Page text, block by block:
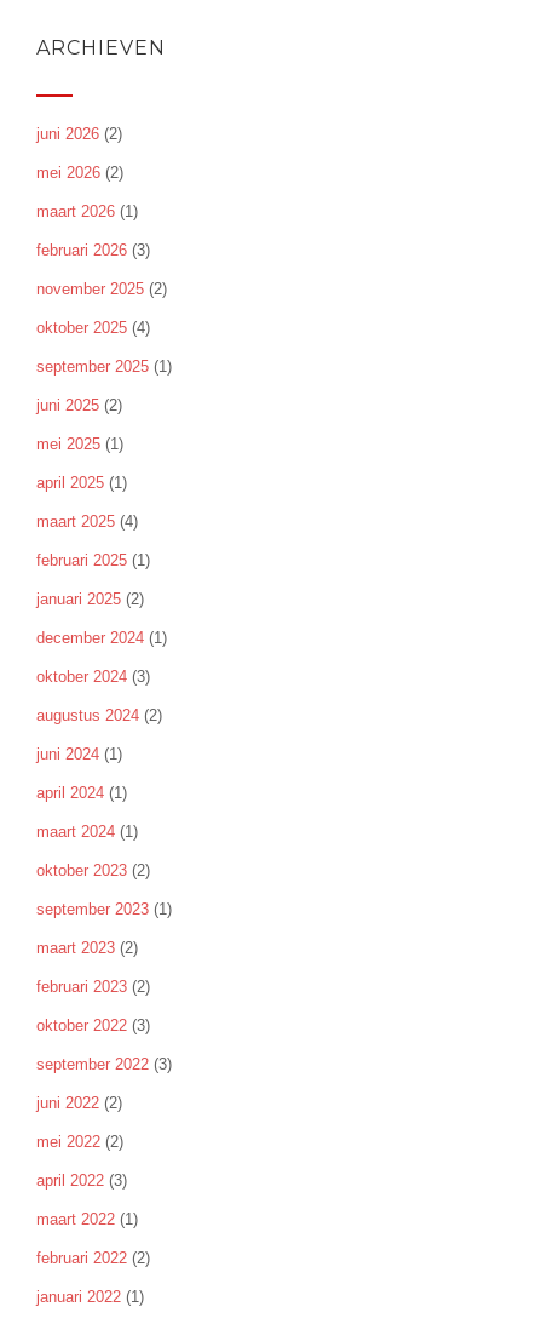
ARCHIEVEN
juni 2026 (2)
mei 2026 (2)
maart 2026 (1)
februari 2026 (3)
november 2025 (2)
oktober 2025 (4)
september 2025 (1)
juni 2025 (2)
mei 2025 (1)
april 2025 (1)
maart 2025 (4)
februari 2025 (1)
januari 2025 (2)
december 2024 (1)
oktober 2024 (3)
augustus 2024 (2)
juni 2024 (1)
april 2024 (1)
maart 2024 (1)
oktober 2023 (2)
september 2023 (1)
maart 2023 (2)
februari 2023 (2)
oktober 2022 (3)
september 2022 (3)
juni 2022 (2)
mei 2022 (2)
april 2022 (3)
maart 2022 (1)
februari 2022 (2)
januari 2022 (1)